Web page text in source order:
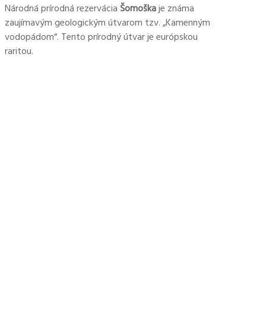
Národná prírodná rezervácia Šomoškaje známa
zaujímavým geologickým útvarom tzv. „Kamenným
vodopádom“. Tento prírodný útvar je európskou
raritou.